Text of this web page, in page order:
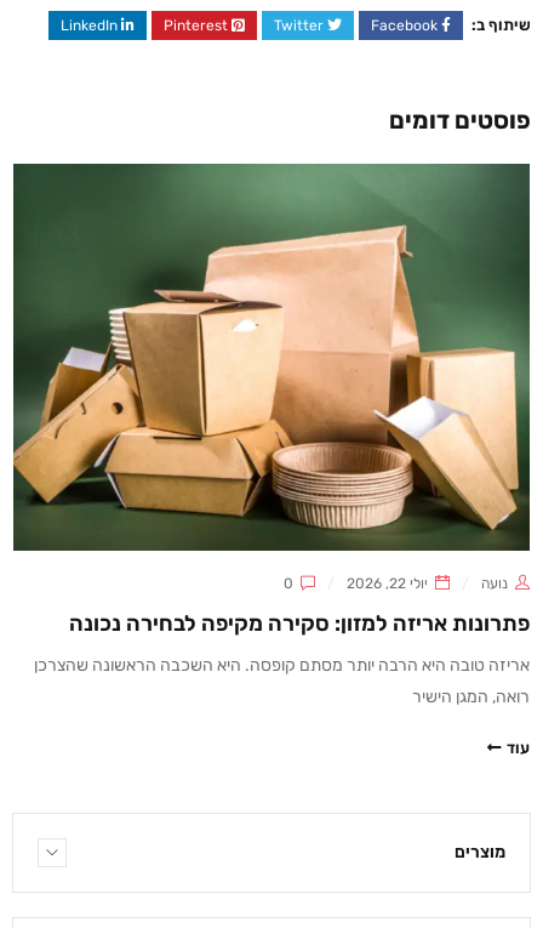
שיתוף ב: Facebook
Twitter
Pinterest
LinkedIn
פוסטים דומים
נועה יולי 22, 2026
פתרונות אריזה למזון: סקירה מקיפה לבחירה נכונה
אריזה טובה היא הרבה יותר מסתם קופסה. היא השכבה הראשונה שהצרכן
רואה, המגן הישיר
עוד
מוצרים